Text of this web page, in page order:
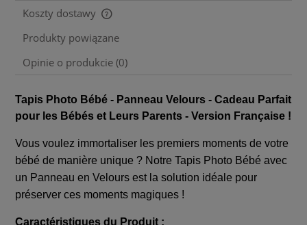
Koszty dostawy
Cena nie zawiera ewentualnych kosztów płatności
Produkty powiązane
Opinie o produkcie (0)
Tapis Photo Bébé - Panneau Velours - Cadeau Parfait
pour les Bébés et Leurs Parents - Version Française !
Vous voulez immortaliser les premiers moments de votre
bébé de manière unique ? Notre Tapis Photo Bébé avec
un Panneau en Velours est la solution idéale pour
préserver ces moments magiques !
Caractéristiques du Produit :